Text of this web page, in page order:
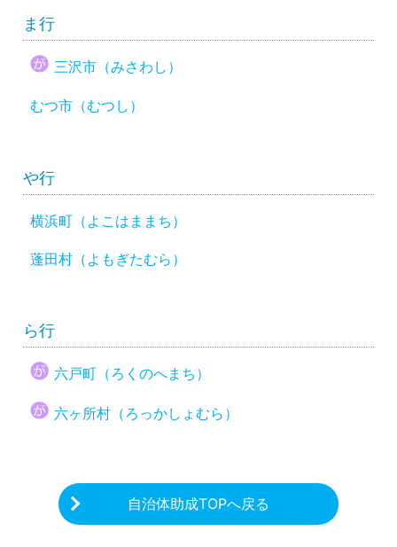
ま行
三沢市（みさわし）
むつ市（むつし）
や行
横浜町（よこはままち）
蓬田村（よもぎたむら）
ら行
六戸町（ろくのへまち）
六ヶ所村（ろっかしょむら）
自治体助成TOPへ戻る